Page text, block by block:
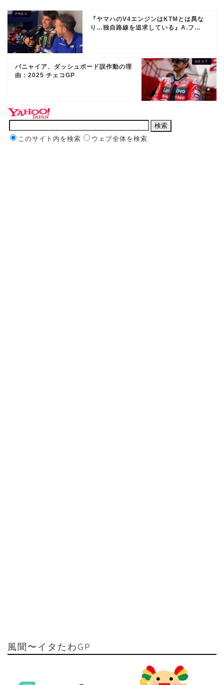
『ヤマハのV4エンジンはKTMとは異な
り…独自路線を追求している』A.フ...
バニャイア、ダッシュボード誤作動の理
由：2025 チェコGP
このサイト内を検索 ウェブ全体を検索
風聞〜イタたわGP